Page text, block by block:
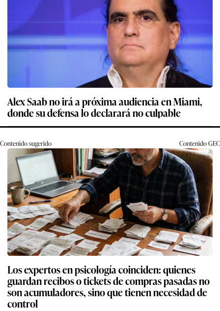
Alex Saab no irá a próxima audiencia en Miami,
donde su defensa lo declarará no culpable
Contenido sugerido ContenidoGEC
Los expertos en psicología coinciden: quienes
guardan recibos o tickets de compras pasadas no
son acumuladores, sino que tienen necesidad de
control